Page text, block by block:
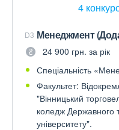
4
D3 Менеджмент
24 900 грн. за рік
Спеціальність
Факультет:
"Вінницький
коледж Державного
університету".